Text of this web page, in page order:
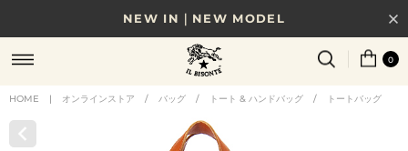
NEW IN｜NEW MODEL
8/17(月)10時まで｜税込11,000円以上で送料無料
贈る相手やシーンから選べる、新しいギフトガイド
NEW IN｜COLOR LEATHER
0
HOME | オンラインストア / バッグ / トート & ハンドバッグ / トートバッグ